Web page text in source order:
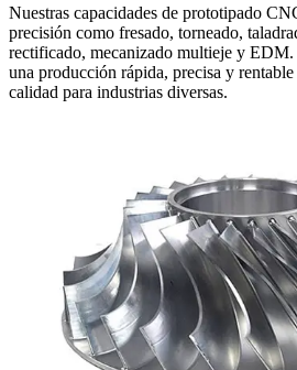
Nuestras capacidades de prototipado
precisión como fresado, torneado,
rectificado, mecanizado multieje y EDM.
una producción rápida, precisa y
calidad para industrias diversas.